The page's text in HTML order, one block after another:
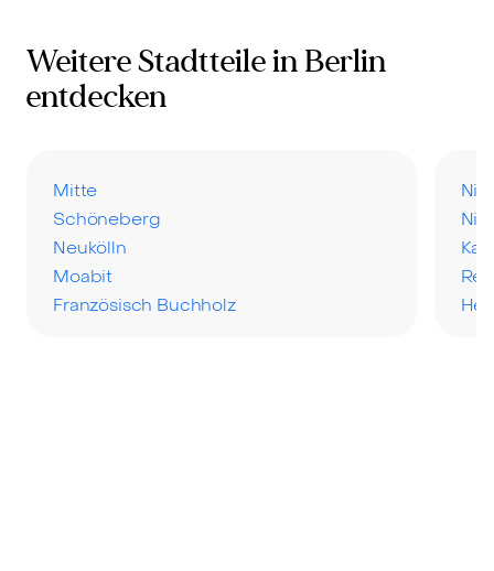
Weitere Stadtteile in Berlin
entdecken
Mitte
Schöneberg
Neukölln
Moabit
Französisch Buchholz